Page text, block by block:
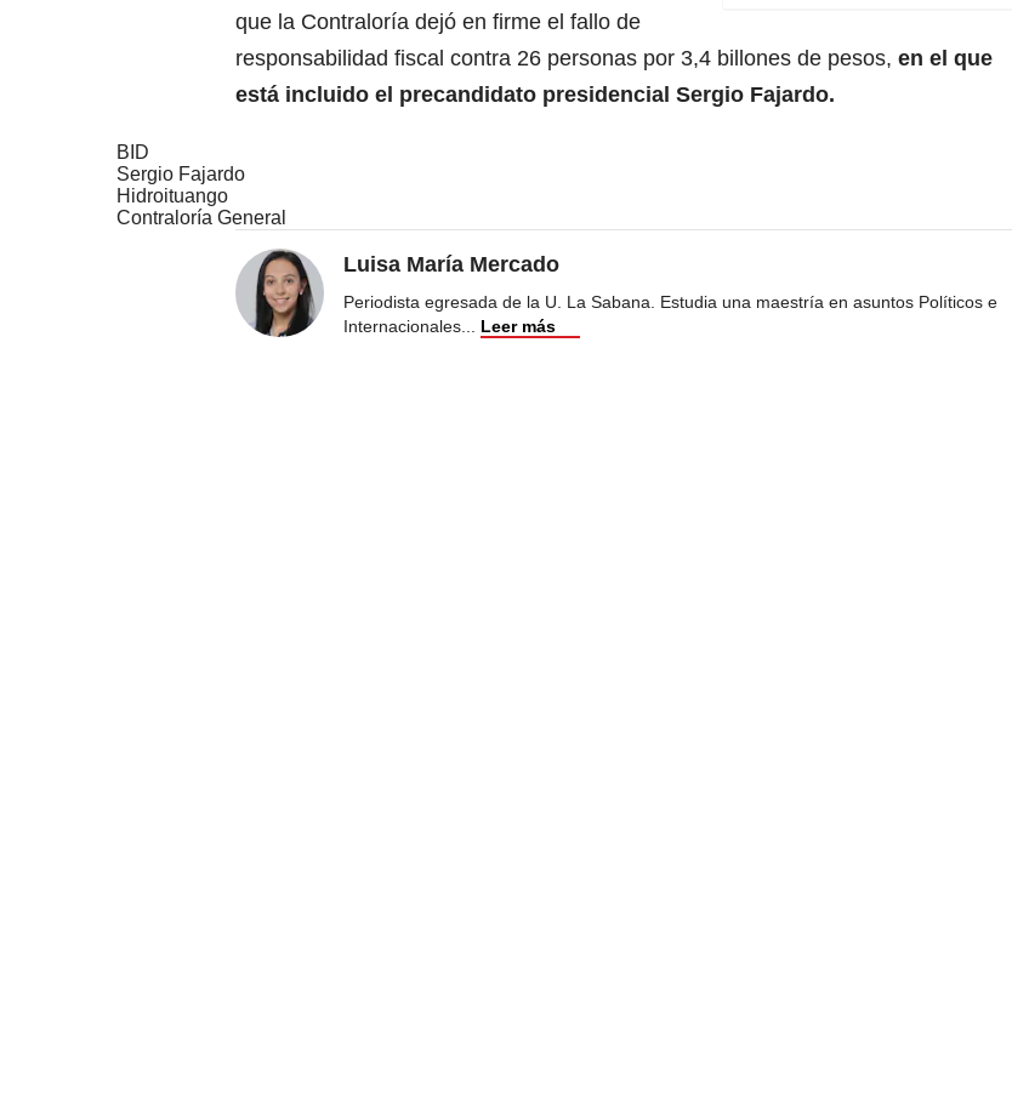
que la Contraloría dejó en firme el fallo de
responsabilidad fiscal contra 26 personas por 3,4 billones de pesos, en el que
está incluido el precandidato presidencial Sergio Fajardo.
BID
Sergio Fajardo
Hidroituango
Contraloría General
Luisa María Mercado
Periodista egresada de la U. La Sabana. Estudia una maestría en asuntos Políticos e
Internacionales... Leer más